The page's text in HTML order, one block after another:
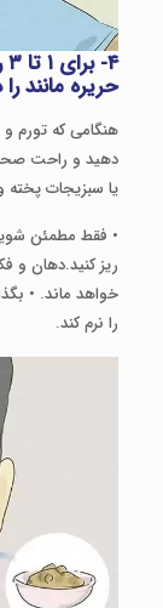
حریره مانند را
هنگامی که تورم
دهید و راحت
یا سبزیجات
• فقط مطمئن
ریز کنید.دهان و
خواهد ماند. •
را نرم کند.